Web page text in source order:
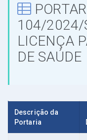
104/2024/
LICENÇA
DE SAÚDE
Descrição da
Portaria